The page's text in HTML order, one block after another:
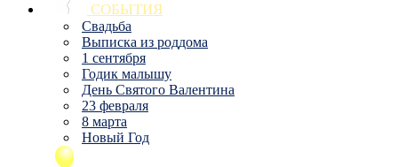
СОБЫТИЯ
Свадьба
Выписка из роддома
1 сентября
Годик малышу
День Святого Валентина
23 февраля
8 марта
Новый Год